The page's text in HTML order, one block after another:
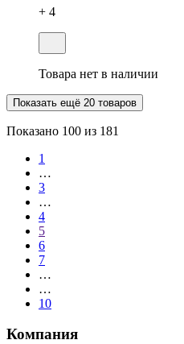
+ 4
Товара нет в наличии
Показать ещё 20 товаров
Показано 100 из 181
1
…
3
…
4
5
6
7
…
…
10
Компания